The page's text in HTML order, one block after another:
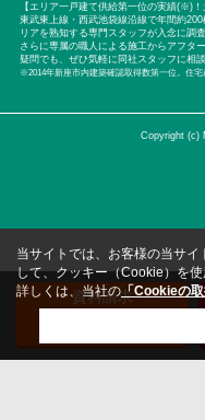
【エリア一戸建て供給第一位の実績(※)
東武東上線・西武池袋線沿線で年間約
リアを熟知する専門スタッフが入念に調
さらに専属の職人による施工からアフタ
疑問でも、ぜひ気軽に同社スタッフに相談
※2014年新座市内建築確認取得数第一位。住
Copyright (c)
資料請求
当サイトでは、お客様の当サ
して、クッキー（Cookie）を
詳しくは、当社の「Cookieの